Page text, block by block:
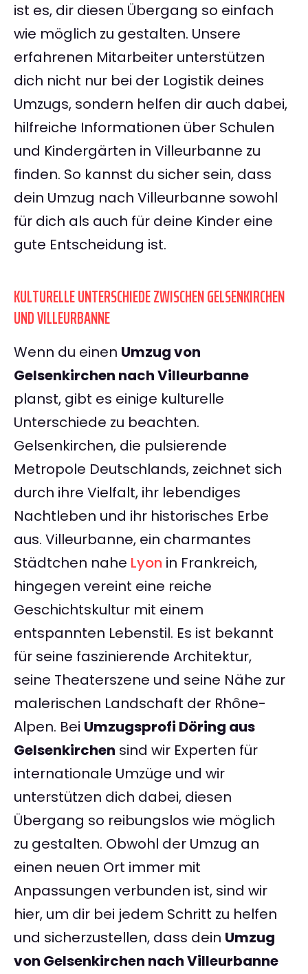
ist es, dir diesen Übergang so einfach
wie möglich zu gestalten. Unsere
erfahrenen Mitarbeiter unterstützen
dich nicht nur bei der Logistik deines
Umzugs, sondern helfen dir auch dabei,
hilfreiche Informationen über Schulen
und Kindergärten in Villeurbanne zu
finden. So kannst du sicher sein, dass
dein Umzug nach Villeurbanne sowohl
für dich als auch für deine Kinder eine
gute Entscheidung ist.
KULTURELLE UNTERSCHIEDE ZWISCHEN GELSENKIRCHEN
UND VILLEURBANNE
Wenn du einen Umzug von
Gelsenkirchen nach Villeurbanne
planst, gibt es einige kulturelle
Unterschiede zu beachten.
Gelsenkirchen, die pulsierende
Metropole Deutschlands, zeichnet sich
durch ihre Vielfalt, ihr lebendiges
Nachtleben und ihr historisches Erbe
aus. Villeurbanne, ein charmantes
Städtchen nahe Lyon in Frankreich,
hingegen vereint eine reiche
Geschichtskultur mit einem
entspannten Lebenstil. Es ist bekannt
für seine faszinierende Architektur,
seine Theaterszene und seine Nähe zur
malerischen Landschaft der Rhône-
Alpen. Bei Umzugsprofi Döring aus
Gelsenkirchen sind wir Experten für
internationale Umzüge und wir
unterstützen dich dabei, diesen
Übergang so reibungslos wie möglich
zu gestalten. Obwohl der Umzug an
einen neuen Ort immer mit
Anpassungen verbunden ist, sind wir
hier, um dir bei jedem Schritt zu helfen
und sicherzustellen, dass dein Umzug
von Gelsenkirchen nach Villeurbanne